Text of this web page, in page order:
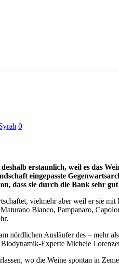
0
erstaunlich, weil es das
eingepasste
dass sie durch die Bank sehr
vielmehr aber weil er sie
Bianco, Pampanaro,
nördlichen Ausläufer des – mehr
Experte Michele
wo die Weine spontan in